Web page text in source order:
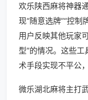
欢乐陕西麻将神器
现“随意选牌”“控制
用户反映其他玩家
型”的情况。这些
术手段实现不平公
微乐湖北麻将主打